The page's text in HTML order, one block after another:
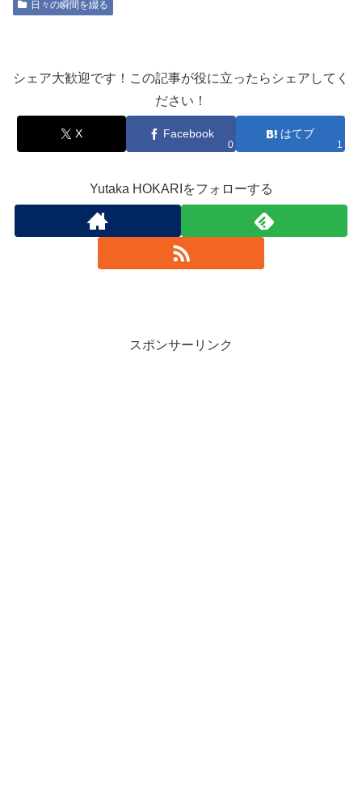
日々の瞬間を綴る
シェア大歓迎です！この記事が役に立ったらシェアしてく
ださい！
X Facebook
0
はてブ
1
Yutaka HOKARIをフォローする
スポンサーリンク